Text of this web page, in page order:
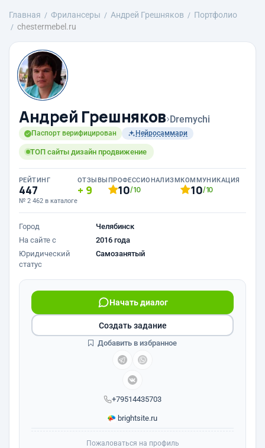
Главная Фрилансеры Андрей Грешняков
Портфолио
chestermebel.ru
Андрей Грешняков›Dremychi
Паспорт верифицирован Нейросаммари
ТОП сайты дизайн продвижение
РЕЙТИНГ
447
№ 2 462 в каталоге
ОТЗЫВЫ
9
ПРОФЕССИОНАЛИЗМ
10/10
КОММУНИКАЦИЯ
10/10
Город
Челябинск
На сайте с
2016 года
Юридический
статус
Самозанятый
+79514435703
Начать диалог
brightsite.ru
Создать задание
Добавить в избранное
Пожаловаться на профиль